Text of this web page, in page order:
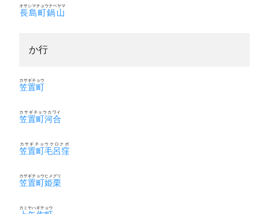
長島町鍋山
オサシマチョウナベヤマ
か行
笠置町
カサギチョウ
笠置町河合
カサギチョウカワイ
笠置町毛呂窪
カサギチョウケロクボ
笠置町姫栗
カサギチョウヒメグリ
カミヤハギチョウ